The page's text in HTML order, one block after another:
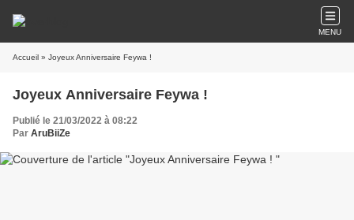
MENU
Accueil » Joyeux Anniversaire Feywa !
Joyeux Anniversaire Feywa !
Publié le 21/03/2022 à 08:22
Par AruBiiZe